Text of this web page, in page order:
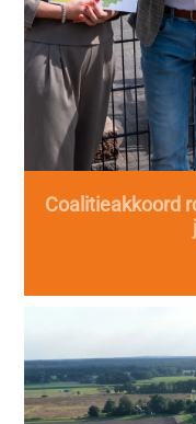
Coalitieakkoord